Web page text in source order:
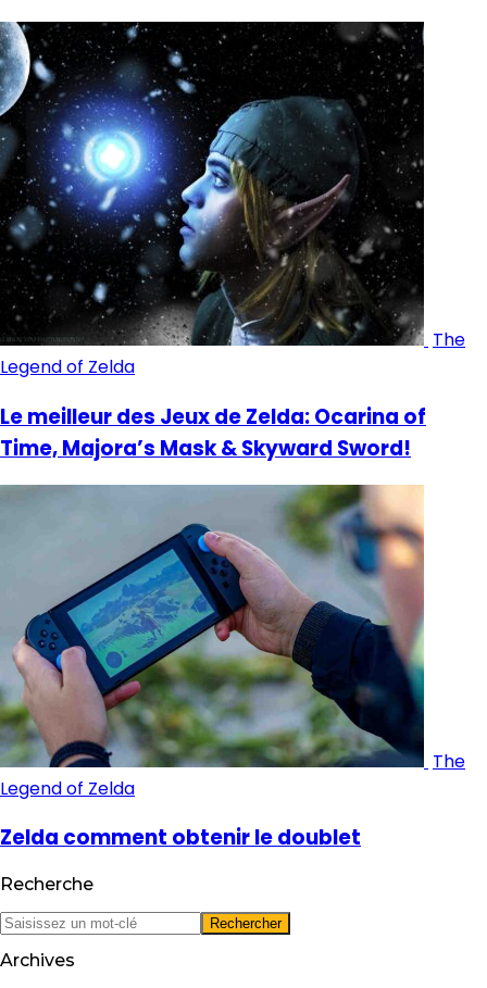
The
Legend of Zelda
Le meilleur des Jeux de Zelda: Ocarina of
Time, Majora’s Mask & Skyward Sword!
The
Legend of Zelda
Zelda comment obtenir le doublet
Recherche
Archives